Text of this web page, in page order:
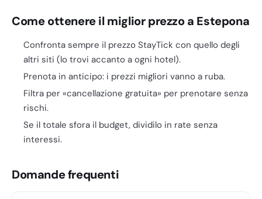
Come ottenere il miglior prezzo a Estepona
Confronta sempre il prezzo StayTick con quello degli
altri siti (lo trovi accanto a ogni hotel).
Prenota in anticipo: i prezzi migliori vanno a ruba.
Filtra per «cancellazione gratuita» per prenotare senza
rischi.
Se il totale sfora il budget, dividilo in rate senza
interessi.
Domande frequenti